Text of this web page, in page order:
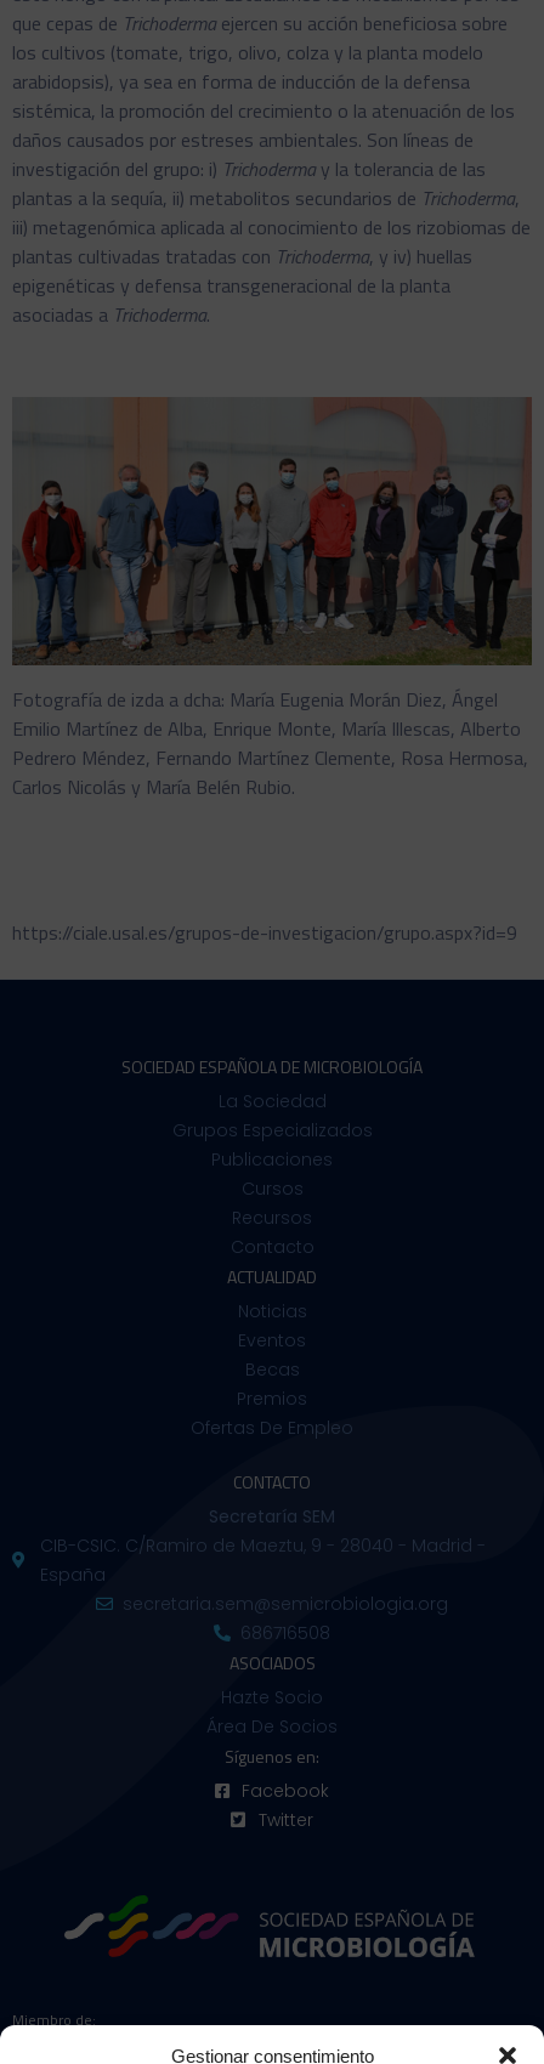
Gestionar consentimiento
que cepas de Trichoderma ejercen su acción beneficiosa sobre
los cultivos (tomate, trigo, olivo, colza y la planta modelo
arabidopsis), ya sea en forma de inducción de la defensa
sistémica, la promoción del crecimiento o la atenuación de los
daños causados por estreses ambientales. Son líneas de
investigación del grupo: i) Trichoderma y la tolerancia de las
plantas a la sequía, ii) metabolitos secundarios de Trichoderma,
iii) metagenómica aplicada al conocimiento de los rizobiomas de
plantas cultivadas tratadas con Trichoderma, y iv) huellas
epigenéticas y defensa transgeneracional de la planta
asociadas a Trichoderma.
Fotografía de izda a dcha: María Eugenia Morán Diez, Ángel
Emilio Martínez de Alba, Enrique Monte, María Illescas, Alberto
Pedrero Méndez, Fernando Martínez Clemente, Rosa Hermosa,
Carlos Nicolás y María Belén Rubio.
https://ciale.usal.es/grupos-de-investigacion/grupo.aspx?id=9
Miembro de:
SOCIEDAD ESPAÑOLA DE MICROBIOLOGÍA
La Sociedad
Grupos Especializados
Publicaciones
Cursos
Recursos
Contacto
ACTUALIDAD
Noticias
Eventos
Becas
Premios
Ofertas De Empleo
CONTACTO
Secretaría SEM
CIB-CSIC. C/Ramiro de Maeztu, 9 - 28040 - Madrid -
España
secretaria.sem@semicrobiologia.org
686716508
ASOCIADOS
Hazte Socio
Área De Socios
Síguenos en:
Facebook
Twitter